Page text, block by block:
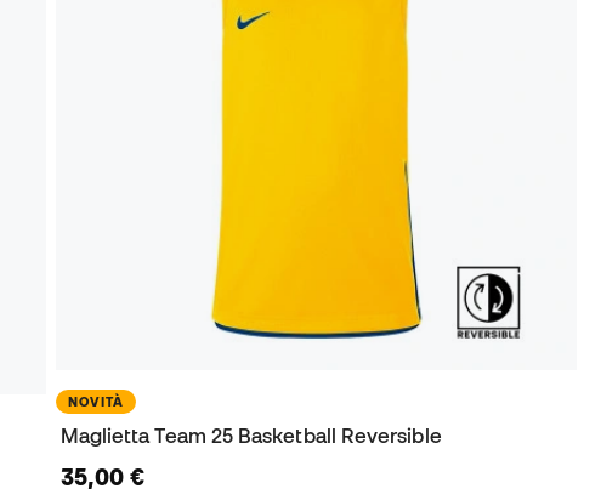
NOVITÀ
Maglietta Team 25 Basketball Reversible
35,00 €